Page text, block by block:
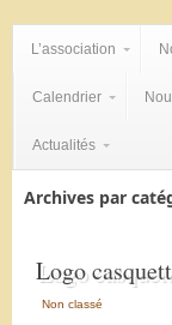
L’association
Calendrier
Actualités
Archives par
Logo
Non classé